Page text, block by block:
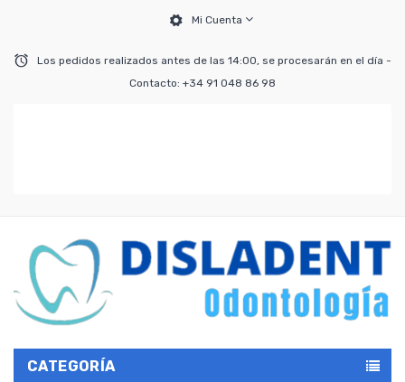
Mi Cuenta
Los pedidos realizados antes de las 14:00, se procesarán en el día -
Contacto: +34 91 048 86 98
CATEGORÍA